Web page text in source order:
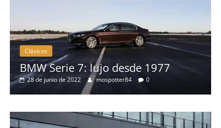
Clásicos
BMW Serie 7: lujo desde 1977
28 de junio de 2022 mospotter84 0